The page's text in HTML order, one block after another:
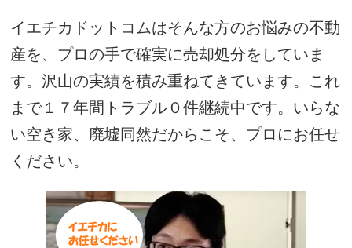
イエチカドットコムはそんな方のお悩みの不動
産を、プロの手で確実に売却処分をしていま
す。沢山の実績を積み重ねてきています。これ
まで１７年間トラブル０件継続中です。いらな
い空き家、廃墟同然だからこそ、プロにお任せ
ください。